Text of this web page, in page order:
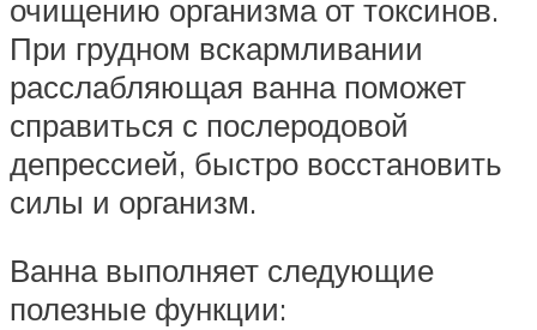
очищению организма от токсинов.
При грудном вскармливании
расслабляющая ванна поможет
справиться с послеродовой
депрессией, быстро восстановить
силы и организм.
Ванна выполняет следующие
полезные функции: